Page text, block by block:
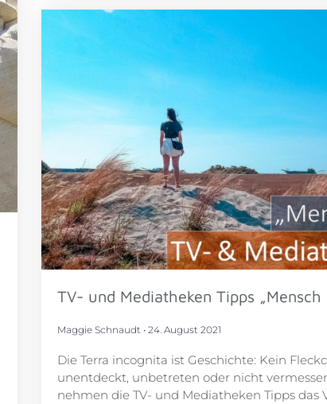
TV- und Mediatheken Tipps „Mensch
Maggie Schnaudt 24. August 2021
Die Terra incognita ist Geschichte: Kein
unentdeckt, unbetreten oder nicht
nehmen die TV- und Mediatheken Tipps das